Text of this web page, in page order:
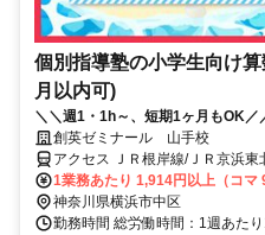
個別指導塾の小学生向け
月以内可)
＼＼週1・1h～、短期1ヶ月もOK
ートで初バイトでも安心◎面接履歴
創英ゼミナール 山手校
アクセス ＪＲ根岸線/ＪＲ京浜
岸線/ＪＲ京浜東北線 石川町元町
みなとみらい線 元町・中華街6
川町駅より自転車で9分、元町・
1業務あたり 1,914円以上（コマ
神奈川県横浜市中区
勤務時間 総労働時間：1週あた